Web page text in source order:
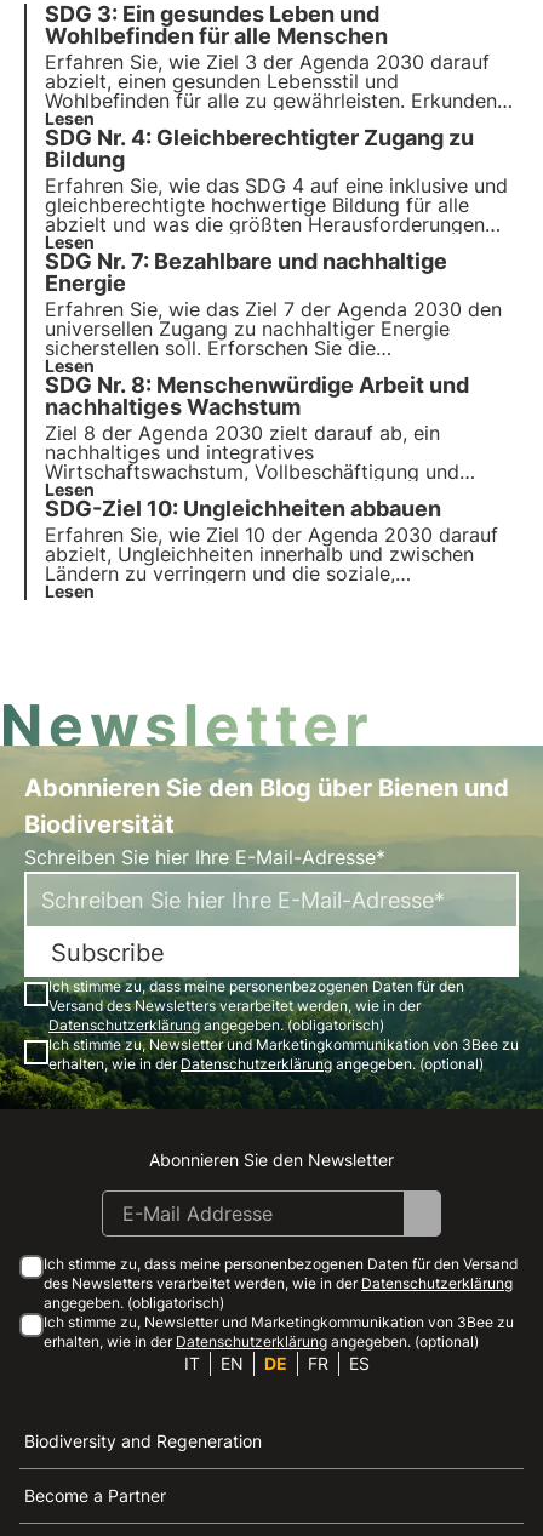
SDG 3: Ein gesundes Leben und
Wohlbefinden für alle Menschen
Erfahren Sie, wie Ziel 3 der Agenda 2030 darauf
abzielt, einen gesunden Lebensstil und
Wohlbefinden für alle zu gewährleisten. Erkunden
Sie die wichtigsten Ziele und Herausforderungen,
wie Frankreich Fortschritte bei der Umsetzung
macht und wie Unternehmen zu diesem Ziel
beitragen können.
Lesen
SDG Nr. 4: Gleichberechtigter Zugang zu
Bildung
Erfahren Sie, wie das SDG 4 auf eine inklusive und
gleichberechtigte hochwertige Bildung für alle
abzielt und was die größten Herausforderungen
und Chancen sind, um dieses Ziel zu erreichen.
Erfahren Sie außerdem, wie 3Bee die
Umweltbildung und die Weiterbildung für
Erwachsene fördert.
Lesen
SDG Nr. 7: Bezahlbare und nachhaltige
Energie
Erfahren Sie, wie das Ziel 7 der Agenda 2030 den
universellen Zugang zu nachhaltiger Energie
sicherstellen soll. Erforschen Sie die
Herausforderungen und Lösungen zur Förderung
von erneuerbaren Energien und Energieeffizienz,
die Rolle der Wirtschaft und innovative Projekte in
diesem Bereich.
Lesen
SDG Nr. 8: Menschenwürdige Arbeit und
nachhaltiges Wachstum
Ziel 8 der Agenda 2030 zielt darauf ab, ein
nachhaltiges und integratives
Wirtschaftswachstum, Vollbeschäftigung und
menschenwürdige Arbeit für alle zu fördern. In
diesem Artikel untersuchen wir die Ziele und
Herausforderungen von Ziel 8,aber auch einige
soziale Initiativen zur Förderung menschenwürdiger
Beschäftigung.
Lesen
SDG-Ziel 10: Ungleichheiten abbauen
Erfahren Sie, wie Ziel 10 der Agenda 2030 darauf
abzielt, Ungleichheiten innerhalb und zwischen
Ländern zu verringern und die soziale,
wirtschaftliche und politische Inklusion zu fördern.
Lesen
Newsletter
Abonnieren Sie den Blog über Bienen und
Biodiversität
Schreiben Sie hier Ihre E-Mail-Adresse*
Subscribe
Ich stimme zu, dass meine personenbezogenen Daten für den
Versand des Newsletters verarbeitet werden, wie in der
Datenschutzerklärungangegeben. (obligatorisch)
Ich stimme zu, Newsletter und Marketingkommunikation von 3Bee zu
erhalten, wie in derDatenschutzerklärungangegeben. (optional)
Instagram
Facebook
Linkedin
Youtube
Abonnieren Sie den Newsletter
Ich stimme zu, dass meine personenbezogenen Daten für den Versand
des Newsletters verarbeitet werden, wie in der Datenschutzerklärung
angegeben. (obligatorisch)
Ich stimme zu, Newsletter und Marketingkommunikation von 3Bee zu
erhalten, wie in der Datenschutzerklärung angegeben. (optional)
IT EN DE FR ES
Biodiversity and Regeneration
Become a Partner